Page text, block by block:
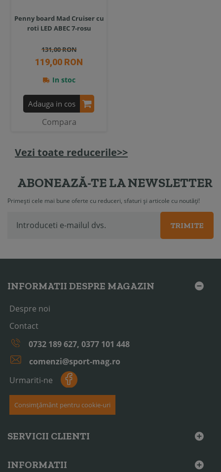
Penny board Mad Cruiser cu
roti LED ABEC 7-rosu
131,00 RON
119,00 RON
In stoc
Adauga in cos
Compara
Vezi toate reducerile>>
ABONEAZĂ-TE LA NEWSLETTER
Primești cele mai bune oferte cu reduceri, sfaturi și articole cu noutăți!
TRIMITE
INFORMATII DESPRE MAGAZIN
Despre noi
Contact
0732 189 627, 0377 101 448
comenzi@sport-mag.ro
Urmariti-ne
Consimțământ pentru cookie-uri
SERVICII CLIENTI
INFORMATII